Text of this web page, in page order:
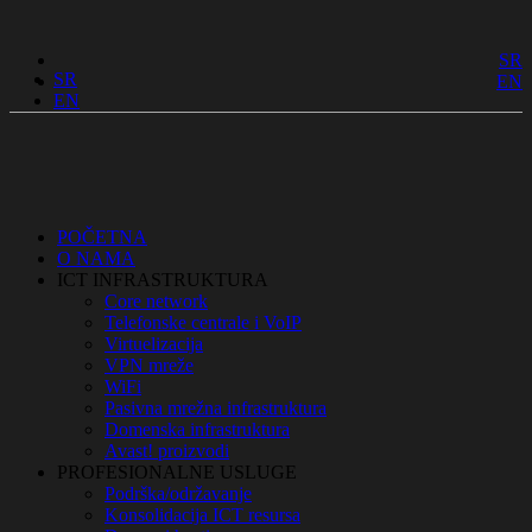
SR
EN
POČETNA
O NAMA
ICT INFRASTRUKTURA
Core network
Telefonske centrale i VoIP
Virtuelizacija
VPN mreže
WiFi
Pasivna mrežna infrastruktura
Domenska infrastruktura
Avast! proizvodi
PROFESIONALNE USLUGE
Podrška/održavanje
Konsolidacija ICT resursa
SR
EN